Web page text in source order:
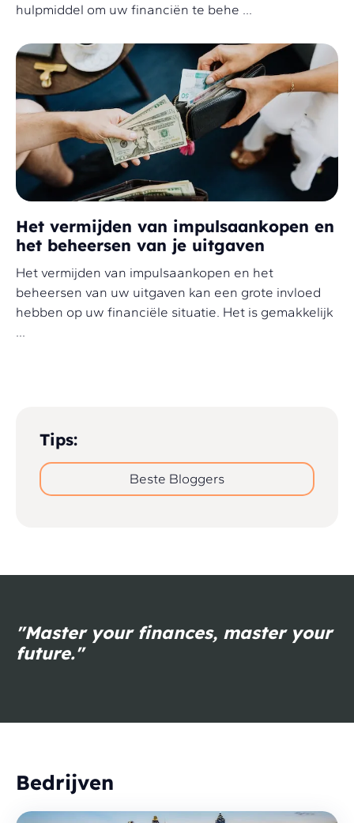
hulpmiddel om uw financiën te behe ...
Het vermijden van impulsaankopen en
het beheersen van je uitgaven
Het vermijden van impulsaankopen en het
beheersen van uw uitgaven kan een grote invloed
hebben op uw financiële situatie. Het is gemakkelijk
...
Tips:
Beste Bloggers
"Master your finances, master your
future."
Bedrijven